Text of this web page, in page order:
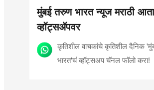
मुंबई तरुण भारत न्यूज मराठी आता
व्हॉट्सॲपवर
कृतिशील वाचकांचे कृतिशील दैनिक
भारत'चं व्हॉट्सअप चॅनल फॉलो करा!